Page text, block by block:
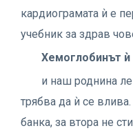
кардиограмата ѝ е
учебник за здрав
Хемоглобинът
и наш роднина
трябва да ѝ се
банка, за втора не